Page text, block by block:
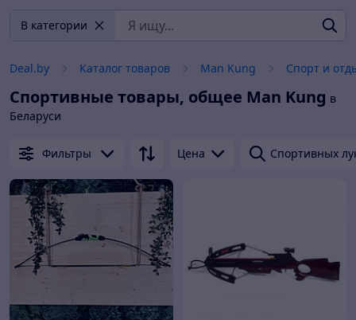
В категории
Deal.by Каталог товаров Man Kung Спорт и
Спортивные товары, общее Man Kung в
Беларуси
Фильтры Цена Спортивных